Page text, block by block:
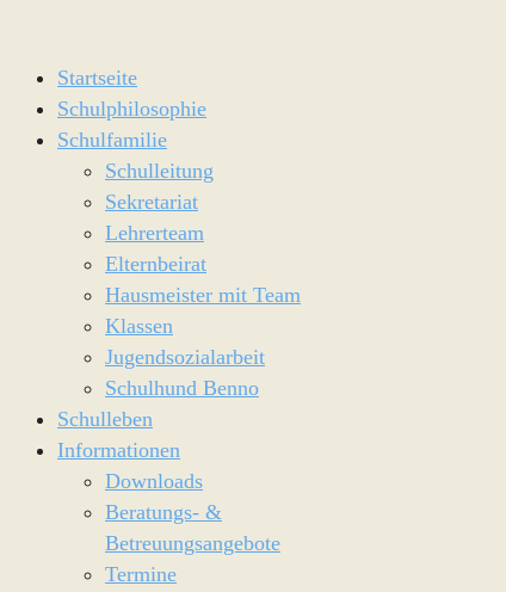
Startseite
Schulphilosophie
Schulfamilie
Schulleitung
Sekretariat
Lehrerteam
Elternbeirat
Hausmeister mit Team
Klassen
Jugendsozialarbeit
Schulhund Benno
Schulleben
Informationen
Downloads
Beratungs- &
Betreuungsangebote
Termine